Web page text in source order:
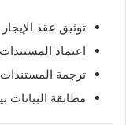
توثيق عقد الإيجار
اعتماد
ترجمة
مطابقة البيانات